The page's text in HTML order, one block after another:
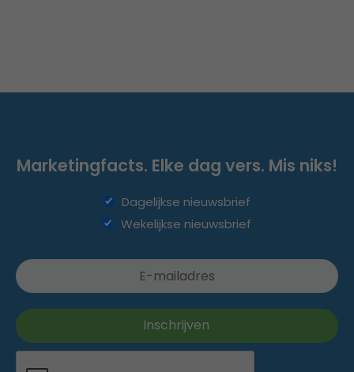
Marketingfacts. Elke dag vers. Mis niks!
Dagelijkse nieuwsbrief
Wekelijkse nieuwsbrief